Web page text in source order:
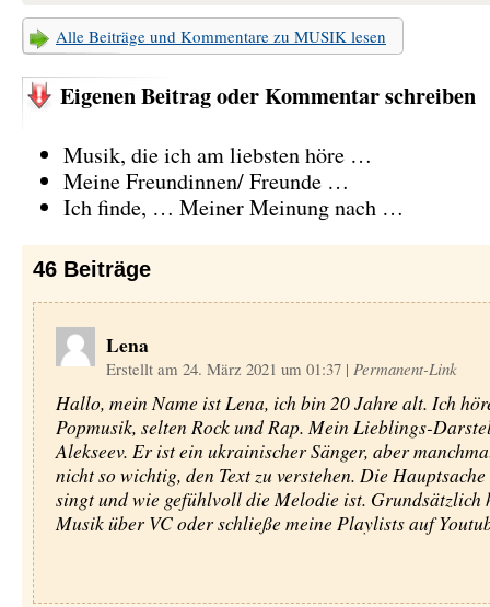
Alle Beiträge und Kommentare zu MUSIK lesen
Eigenen Beitrag oder Kommentar schreiben
Musik, die ich am liebsten höre …
Meine Freundinnen/ Freunde …
Ich finde, … Meiner Meinung nach …
46 Beiträge
Lena
Erstellt am 24. März 2021 um 01:37 | Permanent-Link
Hallo, mein Name ist Lena, ich bin 20 Jahre alt. Ich
Popmusik, selten Rock und Rap. Mein Lieblings-
Alekseev. Er ist ein ukrainischer Sänger, aber
nicht so wichtig, den Text zu verstehen. Die
singt und wie gefühlvoll die Melodie ist. Grundsätzlich
Musik über VC oder schließe meine Playlists auf